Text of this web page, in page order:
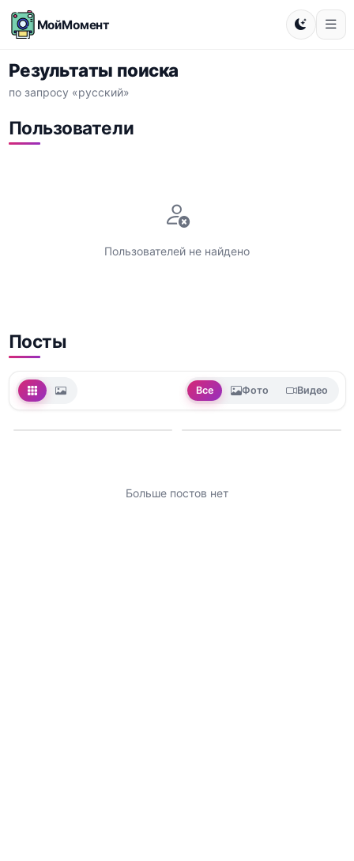
МойМомент
Результаты поиска
по запросу «русский»
Пользователи
Пользователей не найдено
Посты
Все Фото Видео
Больше постов нет